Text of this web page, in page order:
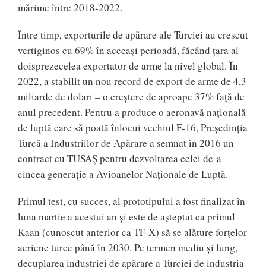
mărime între 2018-2022.
Între timp, exporturile de apărare ale Turciei au crescut
vertiginos cu 69% în aceeași perioadă, făcând țara al
doisprezecelea exportator de arme la nivel global. În
2022, a stabilit un nou record de export de arme de 4,3
miliarde de dolari – o creștere de aproape 37% față de
anul precedent. Pentru a produce o aeronavă națională
de luptă care să poată înlocui vechiul F-16, Președinția
Turcă a Industriilor de Apărare a semnat în 2016 un
contract cu TUSAȘ pentru dezvoltarea celei de-a
cincea generație a Avioanelor Naționale de Luptă.
Primul test, cu succes, al prototipului a fost finalizat în
luna martie a acestui an și este de așteptat ca primul
Kaan (cunoscut anterior ca TF-X) să se alăture forțelor
aeriene turce până în 2030. Pe termen mediu și lung,
decuplarea industriei de apărare a Turciei de industria